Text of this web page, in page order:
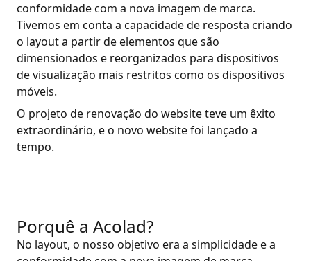
conformidade com a nova imagem de marca.
Tivemos em conta a capacidade de resposta criando
o layout a partir de elementos que são
dimensionados e reorganizados para dispositivos
de visualização mais restritos como os dispositivos
móveis.
O projeto de renovação do website teve um êxito
extraordinário, e o novo website foi lançado a
tempo.
Porquê a Acolad?
No layout, o nosso objetivo era a simplicidade e a